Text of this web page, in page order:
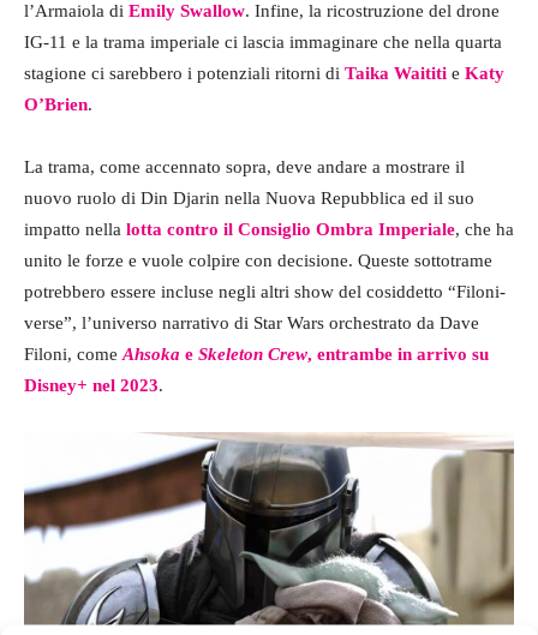
l’Armaiola di Emily Swallow. Infine, la ricostruzione del drone
IG-11 e la trama imperiale ci lascia immaginare che nella quarta
stagione ci sarebbero i potenziali ritorni di Taika Waititi e Katy
O’Brien.
La trama, come accennato sopra, deve andare a mostrare il
nuovo ruolo di Din Djarin nella Nuova Repubblica ed il suo
impatto nella lotta contro il Consiglio Ombra Imperiale, che ha
unito le forze e vuole colpire con decisione. Queste sottotrame
potrebbero essere incluse negli altri show del cosiddetto “Filoni-
verse”, l’universo narrativo di Star Wars orchestrato da Dave
Filoni, comeAhsoka e Skeleton Crew, entrambe in arrivo su
Disney+ nel 2023.